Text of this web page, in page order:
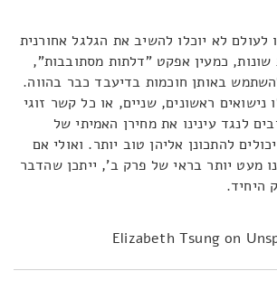
לעולם לא יוכלו להשיב את הגלגל אחורנית
שונות, כמעין אפקט "דלתות מסתובבות",
באותן חוכמות בדיעבד כבר בהווה.
ראשונים, שניים, או כל קשר זוגי
לנגד עינינו את מחירן האמיתי של
להתכונן אליהן טוב יותר. ואולי אם
מעט יותר בראי של פרק ב', ייתכן שהדבר
היחיד.